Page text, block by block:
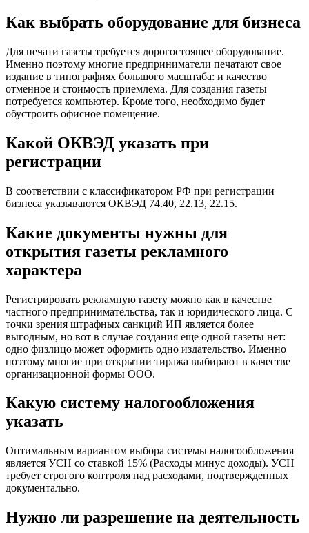
Как выбрать оборудование для бизнеса
Для печати газеты требуется дорогостоящее оборудование.
Именно поэтому многие предприниматели печатают свое
издание в типографиях большого масштаба: и качество
отменное и стоимость приемлема. Для создания газеты
потребуется компьютер. Кроме того, необходимо будет
обустроить офисное помещение.
Какой ОКВЭД указать при
регистрации
В соответствии с классификатором РФ при регистрации
бизнеса указываются ОКВЭД 74.40, 22.13, 22.15.
Какие документы нужны для
открытия газеты рекламного
характера
Регистрировать рекламную газету можно как в качестве
частного предпринимательства, так и юридического лица. С
точки зрения штрафных санкций ИП является более
выгодным, но вот в случае создания еще одной газеты нет:
одно физлицо может оформить одно издательство. Именно
поэтому многие при открытии тиража выбирают в качестве
организационной формы ООО.
Какую систему налогообложения
указать
Оптимальным вариантом выбора системы налогообложения
является УСН со ставкой 15% (Расходы минус доходы). УСН
требует строгого контроля над расходами, подтвержденных
документально.
Нужно ли разрешение на деятельность